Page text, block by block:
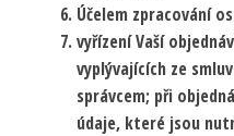
Účelem zpracování
vyřízení Vaší
vyplývajících ze
správcem; při
údaje, které jsou